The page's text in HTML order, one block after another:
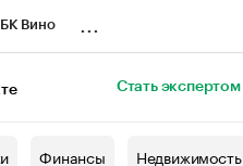
Вино
Стать экспертом
Финансы Недвижимость